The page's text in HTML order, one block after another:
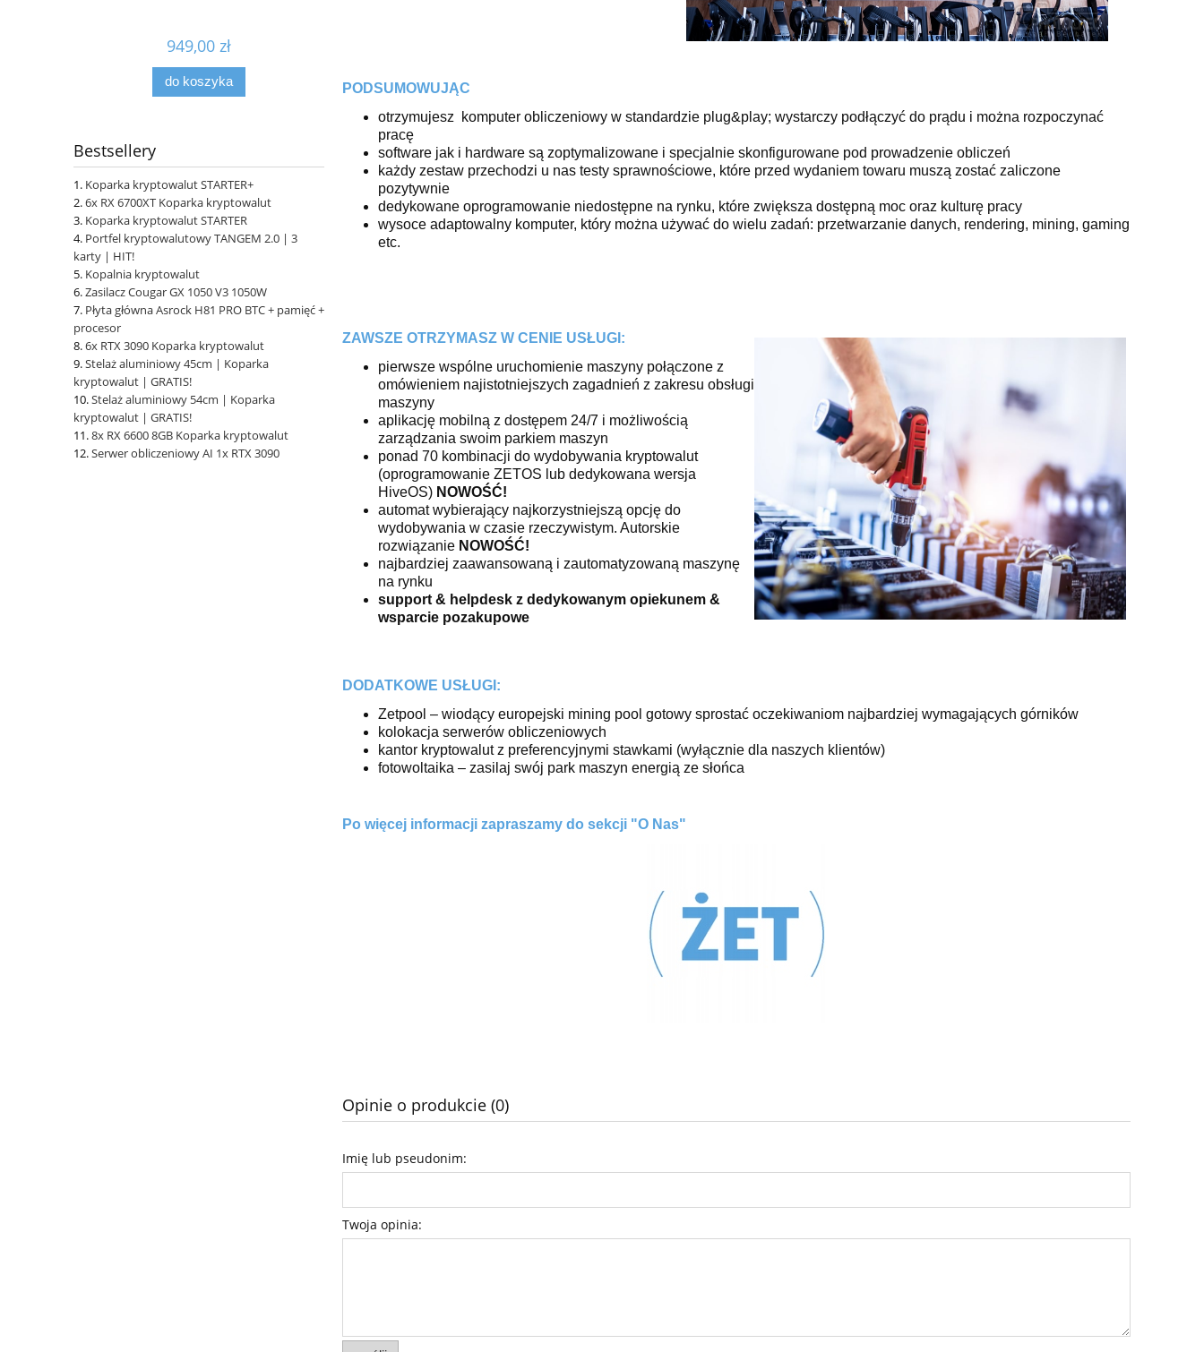
949,00 zł
do koszyka
Bestsellery
Koparka kryptowalut STARTER+
6x RX 6700XT Koparka kryptowalut
Koparka kryptowalut STARTER
Portfel kryptowalutowy TANGEM 2.0 | 3
karty | HIT!
Kopalnia kryptowalut
Zasilacz Cougar GX 1050 V3 1050W
Płyta główna Asrock H81 PRO BTC + pamięć +
procesor
6x RTX 3090 Koparka kryptowalut
Stelaż aluminiowy 45cm | Koparka
kryptowalut | GRATIS!
Stelaż aluminiowy 54cm | Koparka
kryptowalut | GRATIS!
8x RX 6600 8GB Koparka kryptowalut
Serwer obliczeniowy AI 1x RTX 3090
PODSUMOWUJĄC
otrzymujesz komputer obliczeniowy w standardzie plug&play; wystarczy podłączyć do prądu i można rozpoczynać
pracę
software jak i hardware są zoptymalizowane i specjalnie skonfigurowane pod prowadzenie obliczeń
każdy zestaw przechodzi u nas testy sprawnościowe, które przed wydaniem towaru muszą zostać zaliczone
pozytywnie
dedykowane oprogramowanie niedostępne na rynku, które zwiększa dostępną moc oraz kulturę pracy
wysoce adaptowalny komputer, który można używać do wielu zadań: przetwarzanie danych, rendering, mining, gaming
etc.
ZAWSZE OTRZYMASZ W CENIE USŁUGI:
pierwsze wspólne uruchomienie maszyny połączone z
omówieniem najistotniejszych zagadnień z zakresu obsługi
maszyny
aplikację mobilną z dostępem 24/7 i możliwością
zarządzania swoim parkiem maszyn
ponad 70 kombinacji do wydobywania kryptowalut
(oprogramowanie ZETOS lub dedykowana wersja
HiveOS) NOWOŚĆ!
automat wybierający najkorzystniejszą opcję do
wydobywania w czasie rzeczywistym. Autorskie
rozwiązanie NOWOŚĆ!
najbardziej zaawansowaną i zautomatyzowaną maszynę
na rynku
support & helpdesk z dedykowanym opiekunem &
wsparcie pozakupowe
DODATKOWE USŁUGI:
Zetpool – wiodący europejski mining pool gotowy sprostać oczekiwaniom najbardziej wymagających górników
kolokacja serwerów obliczeniowych
kantor kryptowalut z preferencyjnymi stawkami (wyłącznie dla naszych klientów)
fotowoltaika – zasilaj swój park maszyn energią ze słońca
Po więcej informacji zapraszamy do sekcji "O Nas"
Opinie o produkcie (0)
Imię lub pseudonim:
Twoja opinia: